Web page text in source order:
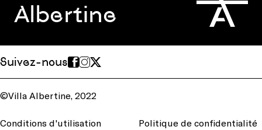
Albertine
Suivez-nous
©Villa Albertine, 2022
Conditions d'utilisation Politique de confidentialité